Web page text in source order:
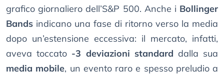
grafico giornaliero dell’S&P 500. Anche i Bollinger
Bands indicano una fase di ritorno verso la media
dopo un’estensione eccessiva: il mercato, infatti,
aveva toccato -3 deviazioni standard dalla sua
media mobile, un evento raro e spesso preludio a